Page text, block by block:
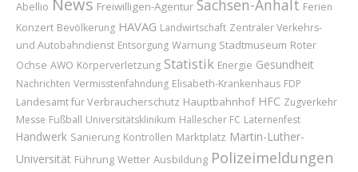
Abellio News Freiwilligen-Agentur Sachsen-Anhalt Ferien
Konzert Bevölkerung HAVAG Landwirtschaft Zentraler Verkehrs-
und Autobahndienst Entsorgung Warnung Stadtmuseum Roter
Ochse AWO Körperverletzung Statistik Energie Gesundheit
Nachrichten Vermisstenfahndung Elisabeth-Krankenhaus FDP
Landesamt für Verbraucherschutz Hauptbahnhof HFC Zugverkehr
Messe Fußball Universitätsklinikum Hallescher FC Laternenfest
Handwerk Sanierung Kontrollen Marktplatz Martin-Luther-
Universität Führung Wetter Ausbildung Polizeimeldungen